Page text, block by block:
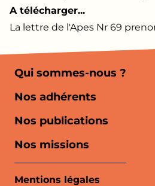
A télécharger...
La lettre de l'Apes Nr 69
Qui sommes-nous ?
Nos adhérents
Nos publications
Nos missions
Mentions légales